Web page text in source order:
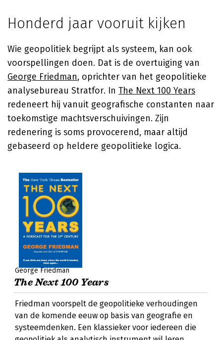
Honderd jaar vooruit kijken
Wie geopolitiek begrijpt als systeem, kan ook
voorspellingen doen. Dat is de overtuiging van
George Friedman, oprichter van het geopolitieke
analysebureau Stratfor. In The Next 100 Years
redeneert hij vanuit geografische constanten naar
toekomstige machtsverschuivingen. Zijn
redenering is soms provocerend, maar altijd
gebaseerd op heldere geopolitieke logica.
George Friedman
The Next 100 Years
Friedman voorspelt de geopolitieke verhoudingen
van de komende eeuw op basis van geografie en
systeemdenken. Een klassieker voor iedereen die